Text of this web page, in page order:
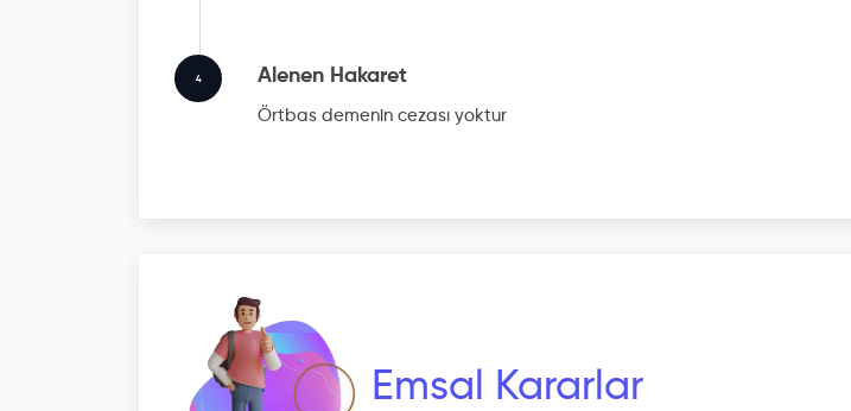
4 Alenen Hakaret
Örtbas demenin cezası yoktur
Emsal Kararlar